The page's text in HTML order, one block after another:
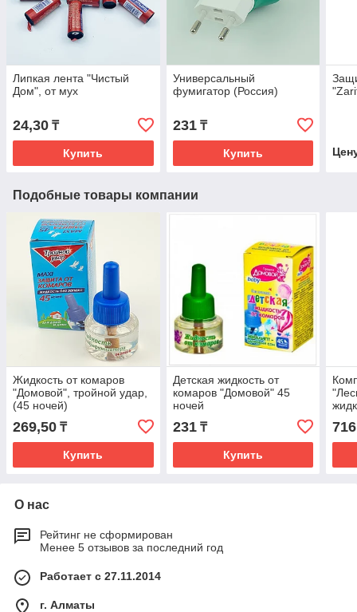
Липкая лента "Чистый
Дом", от мух
24,30 ₸
Купить
Универсальный
фумигатор (Россия)
231₸
Купить
Подобные товары компании
Жидкость от комаров
"Домовой", тройной удар,
(45 ночей)
269,50 ₸
Купить
Детская жидкость от
комаров "Домовой" 45
ночей
231₸
Купить
716
О нас
Рейтинг не сформирован
Менее 5 отзывов за последний год
Работает с 27.11.2014
г. Алматы